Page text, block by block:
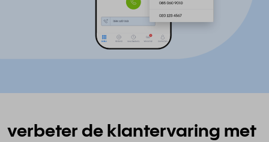
verbeter de klantervaring met